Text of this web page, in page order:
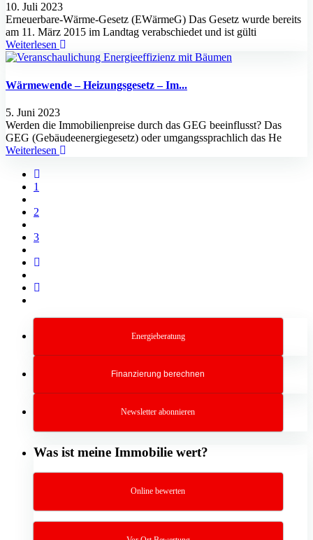
10. Juli 2023
Erneuerbare-Wärme-Gesetz (EWärmeG) Das Gesetz wurde bereits
am 11. März 2015 im Landtag verabschiedet und ist gülti
Weiterlesen
Wärmewende – Heizungsgesetz – Im...
5. Juni 2023
Werden die Immobilienpreise durch das GEG beeinflusst? Das
GEG (Gebäudeenergiegesetz) oder umgangssprachlich das He
Weiterlesen
1
2
3
Energieberatung
Finanzierung berechnen
Newsletter abonnieren
Was ist meine Immobilie wert?
Online bewerten